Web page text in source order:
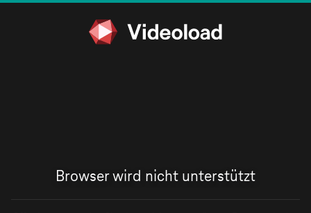
Browser wird nicht unterstützt